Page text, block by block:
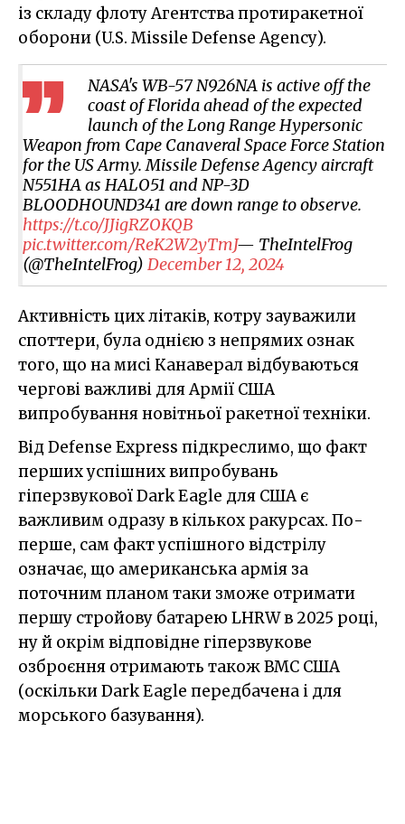
із складу флоту Агентства протиракетної
оборони (U.S. Missile Defense Agency).
NASA's WB-57 N926NA is active off the
coast of Florida ahead of the expected
launch of the Long Range Hypersonic
Weapon from Cape Canaveral Space Force Station
for the US Army. Missile Defense Agency aircraft
N551HA as HALO51 and NP-3D
BLOODHOUND341 are down range to observe.
https://t.co/JJigRZOKQB
pic.twitter.com/ReK2W2yTmJ— TheIntelFrog
(@TheIntelFrog) December 12, 2024
Активність цих літаків, котру зауважили
споттери, була однією з непрямих ознак
того, що на мисі Канаверал відбуваються
чергові важливі для Армії США
випробування новітньої ракетної техніки.
Від Defense Express підкреслимо, що факт
перших успішних випробувань
гіперзвукової Dark Eagle для США є
важливим одразу в кількох ракурсах. По-
перше, сам факт успішного відстрілу
означає, що американська армія за
поточним планом таки зможе отримати
першу стройову батарею LHRW в 2025 році,
ну й окрім відповідне гіперзвукове
озброєння отримають також ВМС США
(оскільки Dark Eagle передбачена і для
морського базування).